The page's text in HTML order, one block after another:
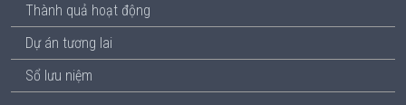
Thành quả hoạt động
Dự án tương lai
Sổ lưu niệm